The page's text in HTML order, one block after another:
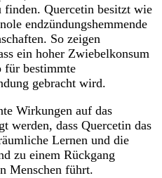
finden. Quercetin besitzt wie
endzündungshemmende
So zeigen
ein hoher Zwiebelkonsum
für bestimmte
gebracht wird.
Wirkungen auf das
werden, dass Quercetin das
Lernen und die
zu einem Rückgang
Menschen führt.